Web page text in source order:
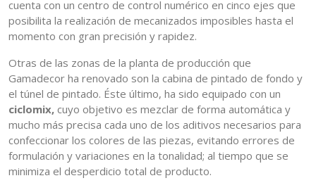
cuenta con un centro de control numérico en cinco ejes que
posibilita la realización de mecanizados imposibles hasta el
momento con gran precisión y rapidez.
Otras de las zonas de la planta de producción que
Gamadecor ha renovado son la cabina de pintado de fondo y
el túnel de pintado. Éste último, ha sido equipado con un
ciclomix, cuyo objetivo es mezclar de forma automática y
mucho más precisa cada uno de los aditivos necesarios para
confeccionar los colores de las piezas, evitando errores de
formulación y variaciones en la tonalidad; al tiempo que se
minimiza el desperdicio total de producto.